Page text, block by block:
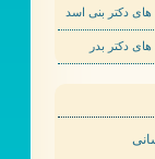
های دکتر بنی اسد
های دکتر بدر